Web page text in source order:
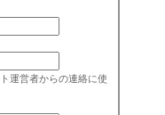
運営者からの連絡に使